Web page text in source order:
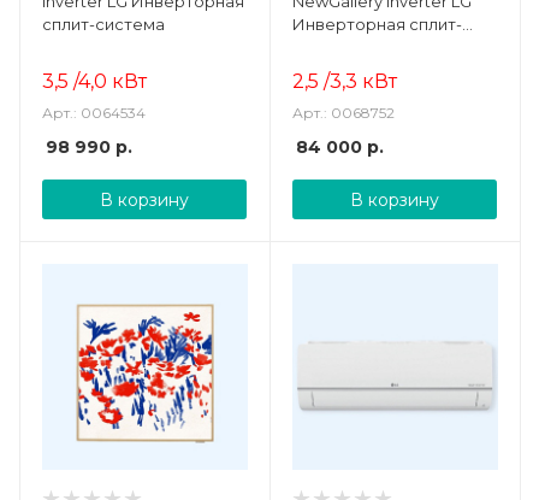
сплит-система
3,5 /4,0 кВт
Арт.: 0064534
98 990 р.
В корзину
Инверторная сплит-
2,5 /3,3 кВт
Арт.: 0068752
84 000 р.
В корзину